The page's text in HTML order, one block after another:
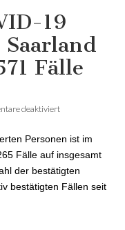
19
Fälle
deaktiviert
Saarland auf
insgesamt 8.571
Personen ist im
Fälle auf insgesamt
der bestätigten
bestätigten Fällen seit